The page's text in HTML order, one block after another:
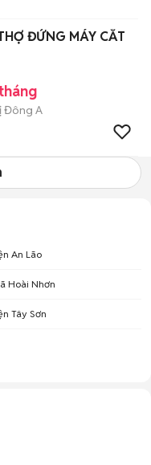
ĐỨNG MÁY CẮT
Đông A
An Lão
Hoài Nhơn
Tây Sơn